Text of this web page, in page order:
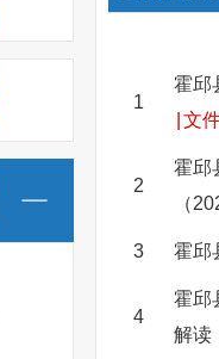
1
霍邱
文
2
霍邱
（
3 霍邱
4
霍邱
解读